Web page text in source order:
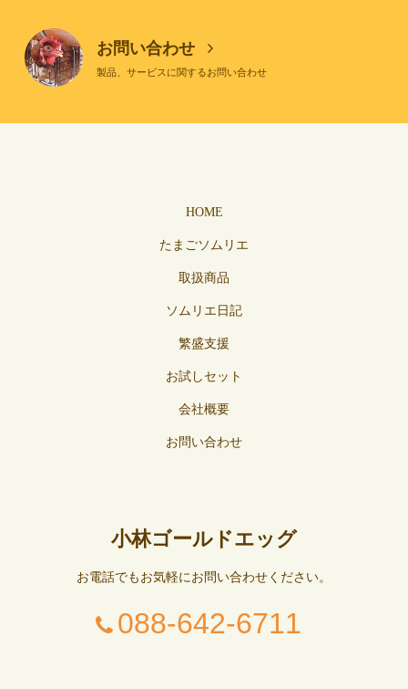
お問い合わせ
製品、サービスに関するお問い合わせ
HOME
たまごソムリエ
取扱商品
ソムリエ日記
繁盛支援
お試しセット
会社概要
お問い合わせ
小林ゴールドエッグ
お電話でもお気軽にお問い合わせください。
088-642-6711